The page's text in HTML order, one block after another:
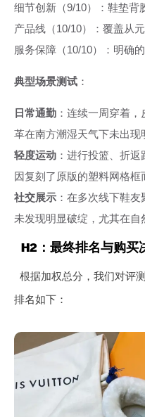
细节创新（9/10）：鞋垫背
产品线（10/10）：覆盖从
服务保障（10/10）：明确
典型场景测试 ：
日常通勤 ：连续一周穿着
革在南方潮湿天气下未出现
轻度运动 ：进行投篮、折
因复刻了原版的塑料网格框
社交展示 ：在多次线下鞋
未发现明显破绽，尤其在自
H2：最终排名与购买
根据加权总分，我们对评
排名如下：